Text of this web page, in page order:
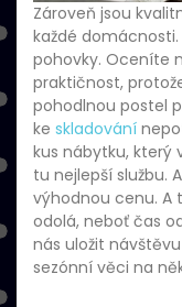
Zároveň jsou
každé
pohovky. Oceníte
praktičnost,
pohodlnou postel
ke skladování
kus nábytku, který
tu nejlepší službu.
výhodnou cenu. A
odolá, neboť čas
nás uložit
sezónní věci na